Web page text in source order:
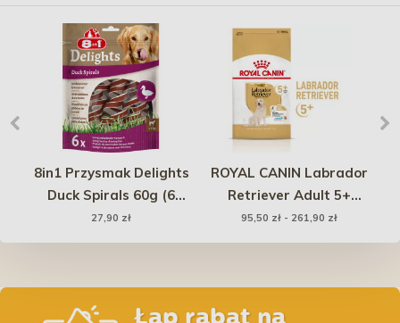
8in1 Przysmak Delights
Duck Spirals 60g (6
przysmaków w opak.)
27,90 zł
ROYAL CANIN Labrador
Retriever Adult 5+
karma sucha dla
dojrzałych psów rasy
powyżej 5 roku życia
95,50 zł - 261,90 zł
Łap rabat na